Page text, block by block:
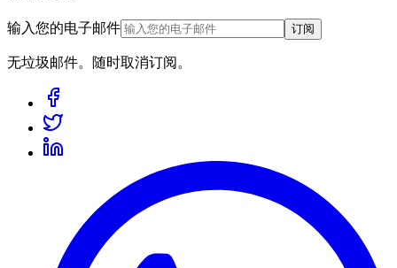
输入您的电子邮件 订阅
无垃圾邮件。随时取消订阅。